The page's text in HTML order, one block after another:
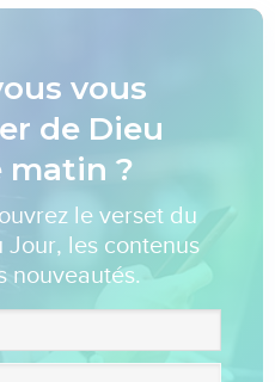
vous
de Dieu
matin ?
le verset du
Jour, les contenus
nouveautés.